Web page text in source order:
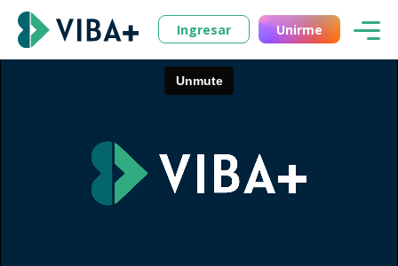
Ingresar Unirme